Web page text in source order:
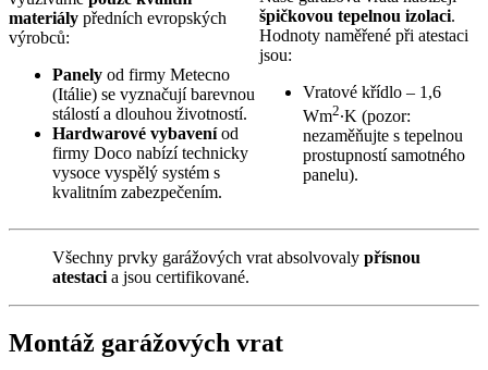
materiály předních evropských
výrobců:
Panely od firmy Metecno
(Itálie) se vyznačují barevnou
stálostí a dlouhou životností.
Hardwarové vybaveníod
firmy Doco nabízí technicky
vysoce vyspělý systém s
kvalitním zabezpečením.
špičkovou tepelnou izolaci.
Hodnoty naměřené při atestaci
jsou:
Vratové křídlo – 1,6
Wm2∙K (pozor:
nezaměňujte s tepelnou
prostupností samotného
panelu).
Všechny prvky garážových vrat absolvovaly přísnou
atestaci a jsou certifikované.
Montáž garážových vrat